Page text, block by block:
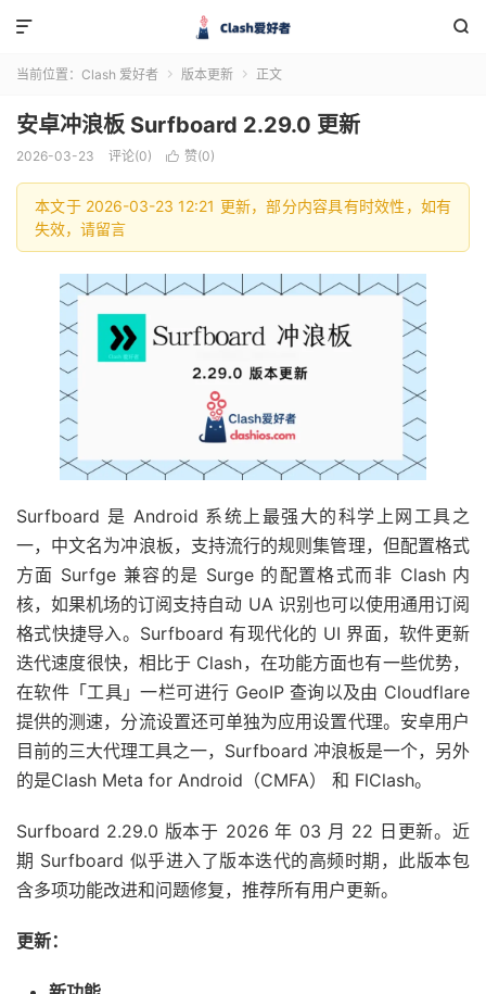


当前位置： Clash 爱好者  版本更新  正文
安卓冲浪板 Surfboard 2.29.0 更新
2026-03-23 评论(0)  赞(0)
本文于 2026-03-23 12:21 更新，部分内容具有时效性，如有
失效，请留言
Surfboard 是 Android 系统上最强大的科学上网工具之
一，中文名为冲浪板，支持流行的规则集管理，但配置格式
方面 Surfge 兼容的是 Surge 的配置格式而非 Clash 内
核，如果机场的订阅支持自动 UA 识别也可以使用通用订阅
格式快捷导入。Surfboard 有现代化的 UI 界面，软件更新
迭代速度很快，相比于 Clash，在功能方面也有一些优势，
在软件「工具」一栏可进行 GeoIP 查询以及由 Cloudflare
提供的测速，分流设置还可单独为应用设置代理。安卓用户
目前的三大代理工具之一，Surfboard 冲浪板是一个，另外
的是Clash Meta for Android（CMFA） 和 FlClash。
Surfboard 2.29.0 版本于 2026 年 03 月 22 日更新。近
期 Surfboard 似乎进入了版本迭代的高频时期，此版本包
含多项功能改进和问题修复，推荐所有用户更新。
更新：